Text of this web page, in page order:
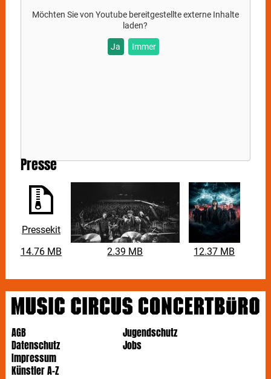
Möchten Sie von Youtubebereitgestellte externe Inhalte
laden?
Ja Immer
Presse
Pressekit
14.76 MB
2.39 MB 12.37 MB
AGB
Datenschutz
Impressum
Jugendschutz
Jobs
Künstler A-Z